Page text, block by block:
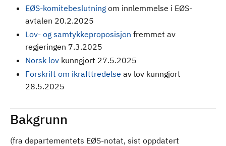
EØS-komitebeslutning om innlemmelse i EØS-
avtalen 20.2.2025
Lov- og samtykkeproposisjon fremmet av
regjeringen 7.3.2025
Norsk lov kunngjort 27.5.2025
Forskrift om ikrafttredelse av lov kunngjort
28.5.2025
Bakgrunn
(fra departementets EØS-notat, sist oppdatert